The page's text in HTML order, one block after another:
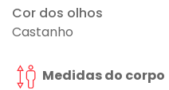
Cor dos olhos
Castanho
Medidas do corpo